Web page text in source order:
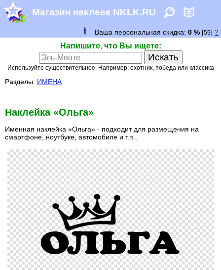
Магазин наклеек NKLK.RU
Напишите, что Вы ищете:
Используйте существительное. Например: охотник, победа или классика
Разделы: ИМЕНА
Наклейка «Ольга»
Именная наклейка «Ольга» - подходит для размещения на
смартфоне, ноутбуке, автомобиле и т.п..